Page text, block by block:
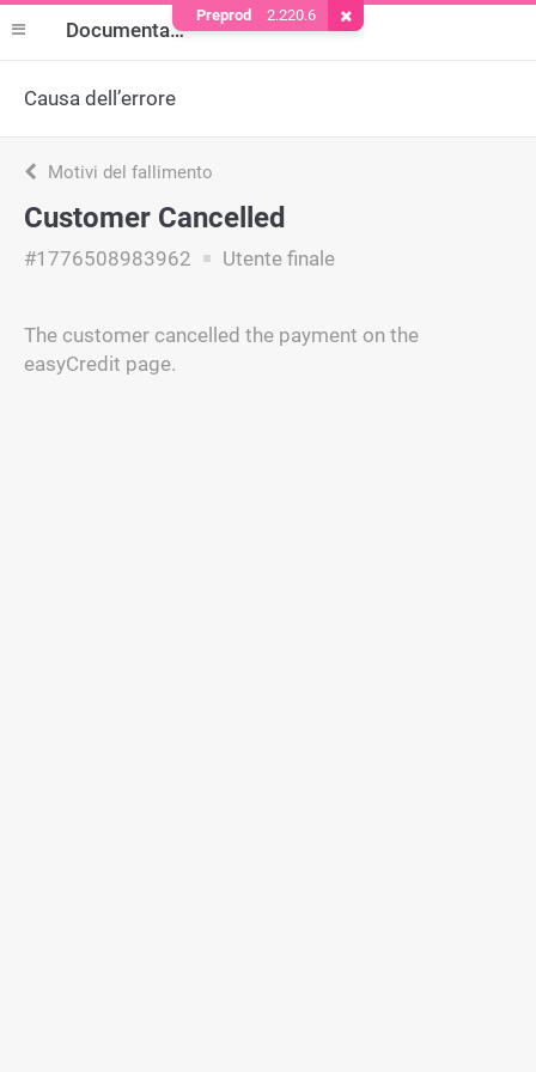
Documentazione
Causa dell’errore
Motivi del fallimento
Customer Cancelled
#1776508983962 Utente finale
The customer cancelled the payment on the
easyCredit page.
Preprod 2.220.6 Rimuovere il cookie